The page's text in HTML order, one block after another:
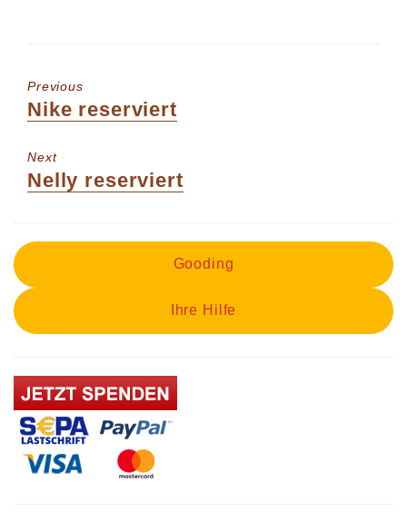
Previous
Previous
Nike reserviert
Next
Next
Nelly reserviert
Gooding
Ihre Hilfe